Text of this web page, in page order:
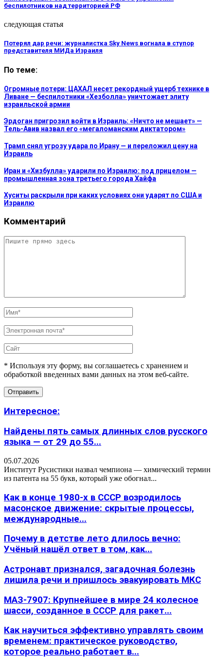
беспилотников над территорией РФ
следующая статья
Потерял дар речи: журналистка Sky News вогнала в ступор
представителя МИДа Израиля
По теме:
Огромные потери: ЦАХАЛ несет рекордный ущерб технике в
Ливане — беспилотники «Хезболла» уничтожает элиту
израильской армии
Эрдоган пригрозил войти в Израиль: «Ничто не мешает» —
Тель-Авив назвал его «мегаломанским диктатором»
Трамп снял угрозу удара по Ирану — и переложил цену на
Израиль
Иран и «Хизбулла» ударили по Израилю: под прицелом —
промышленная зона третьего города Хайфа
Хуситы раскрыли при каких условиях они ударят по США и
Израилю
Комментарий
* Используя эту форму, вы соглашаетесь с хранением и
обработкой введенных вами данных на этом веб-сайте.
Интересное:
Найдены пять самых длинных слов русского
языка — от 29 до 55...
05.07.2026
Институт Русистики назвал чемпиона — химический термин
из патента на 55 букв, который уже обогнал...
Как в конце 1980-х в СССР возродилось
масонское движение: скрытые процессы,
международные...
Почему в детстве лето длилось вечно:
Учёный нашёл ответ в том, как...
Астронавт признался, загадочная болезнь
лишила речи и пришлось эвакуировать МКС
МАЗ-7907: Крупнейшее в мире 24 колесное
шасси, созданное в СССР для ракет...
Как научиться эффективно управлять своим
временем: практическое руководство,
которое реально работает в...